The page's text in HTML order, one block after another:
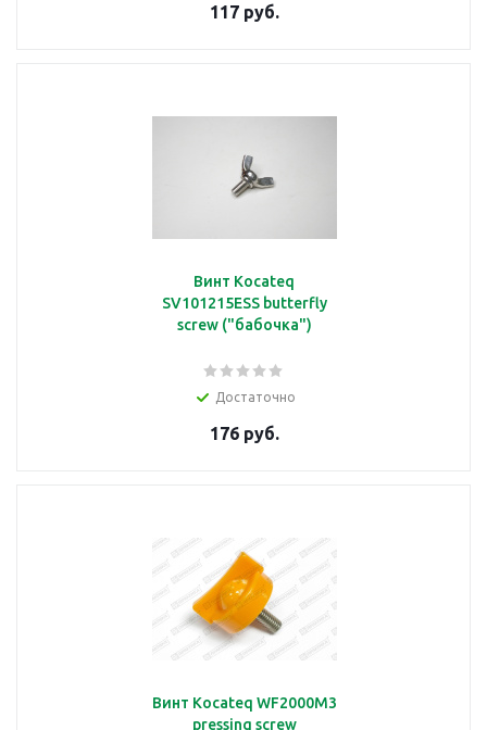
117 руб.
Винт Kocateq
SV101215ESS butterfly
screw ("бабочка")
Достаточно
176 руб.
Винт Kocateq WF2000M3
pressing screw